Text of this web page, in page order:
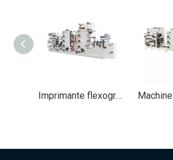
Imprimante flexographique de machine d'impression d'étiquettes de Flexo d'autocollant adhésif de 9 couleurs pour des étiquettes